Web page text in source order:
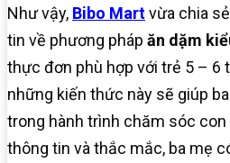
Như vậy, Bibo Martvừa chia
tin về phương pháp ăn dặm
thực đơn phù hợp với trẻ 5 – 6
những kiến thức này sẽ giúp
trong hành trình chăm sóc con
thông tin và thắc mắc, ba mẹ